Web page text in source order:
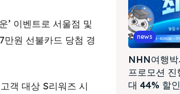
’ 이벤트로 서울점 및
원 선불카드 당첨 경
객 대상 S리워즈 시
news
NHN여행박
프로모션
대 44% 할인